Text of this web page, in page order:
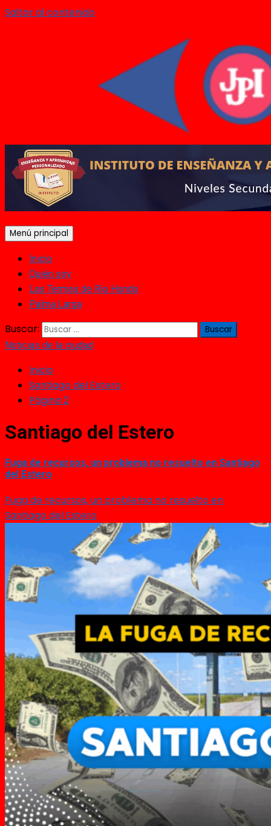
Saltar al contenido
Menú principal
Inicio
Quién soy
Las Termas de Río Hondo
Palma Larga
Buscar:
Noticias de la ciudad
Inicio
Santiago del Estero
Página 2
Santiago del Estero
Fuga de recursos, un problema no resuelto en Santiago
del Estero
Fuga de recursos, un problema no resuelto en
Santiago del Estero